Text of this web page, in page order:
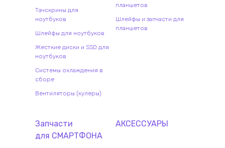
Тачскрины для
ноутбуков
Шлейфы для ноутбуков
Жесткие диски и SSD для
ноутбуков
Системы охлаждения в
сборе
Вентиляторы (кулеры)
планшетов
Шлейфы и запчасти для
планшетов
Запчасти
для СМАРТФОНА
АКСЕССУАРЫ